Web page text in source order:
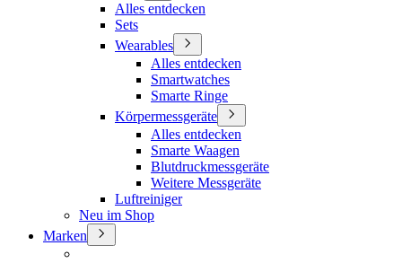
Alles entdecken
Sets
Wearables
Alles entdecken
Smartwatches
Smarte Ringe
Körpermessgeräte
Alles entdecken
Smarte Waagen
Blutdruckmessgeräte
Weitere Messgeräte
Luftreiniger
Neu im Shop
Marken